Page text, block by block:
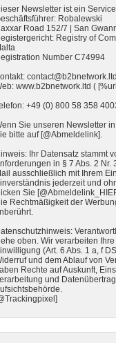
Newsletter ist ein
Robalewski
Road 152/7 | San
Registry of
Number C74994
www.b2bnetwork.ltd (
+49 (0) 800 58 358
Sie unseren Newsletter
bitte auf [@Abmeldelink].
Ihr Datensatz stammt
in § 7 Abs. 2 Nr.
ausschließlich mit Ihrem
jederzeit und
Sie
Rechtmäßigkeit der
oben. Wir verarbeiten
(Art. 6 Abs. 1 a, f
und dem Ablauf von
Rechte auf Auskunft,
und